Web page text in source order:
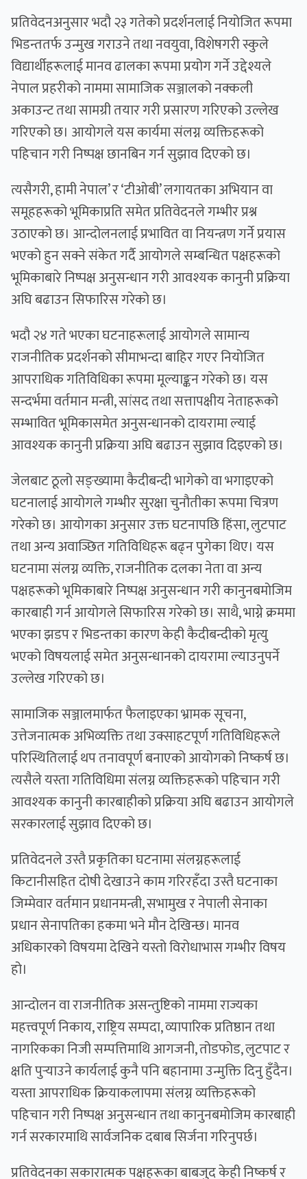
प्रतिवेदनअनुसार भदौ २३ गतेको प्रदर्शनलाई नियोजित रूपमा
भिडन्ततर्फ उन्मुख गराउने तथा नवयुवा, विशेषगरी स्कुले
विद्यार्थीहरूलाई मानव ढालका रूपमा प्रयोग गर्ने उद्देश्यले
नेपाल प्रहरीको नाममा सामाजिक सञ्जालको नक्कली
अकाउन्ट तथा सामग्री तयार गरी प्रसारण गरिएको उल्लेख
गरिएको छ। आयोगले यस कार्यमा संलग्न व्यक्तिहरूको
पहिचान गरी निष्पक्ष छानबिन गर्न सुझाव दिएको छ।
त्यसैगरी, हामी नेपाल’ र ‘टीओबी’ लगायतका अभियान वा
समूहहरूको भूमिकाप्रति समेत प्रतिवेदनले गम्भीर प्रश्न
उठाएको छ। आन्दोलनलाई प्रभावित वा नियन्त्रण गर्ने प्रयास
भएको हुन सक्ने संकेत गर्दै आयोगले सम्बन्धित पक्षहरूको
भूमिकाबारे निष्पक्ष अनुसन्धान गरी आवश्यक कानुनी प्रक्रिया
अघि बढाउन सिफारिस गरेको छ।
भदौ २४ गते भएका घटनाहरूलाई आयोगले सामान्य
राजनीतिक प्रदर्शनको सीमाभन्दा बाहिर गएर नियोजित
आपराधिक गतिविधिका रूपमा मूल्याङ्कन गरेको छ। यस
सन्दर्भमा वर्तमान मन्त्री, सांसद तथा सत्तापक्षीय नेताहरूको
सम्भावित भूमिकासमेत अनुसन्धानको दायरामा ल्याई
आवश्यक कानुनी प्रक्रिया अघि बढाउन सुझाव दिइएको छ।
जेलबाट ठूलो सङ्ख्यामा कैदीबन्दी भागेको वा भगाइएको
घटनालाई आयोगले गम्भीर सुरक्षा चुनौतीका रूपमा चित्रण
गरेको छ। आयोगका अनुसार उक्त घटनापछि हिंसा, लुटपाट
तथा अन्य अवाञ्छित गतिविधिहरू बढ्न पुगेका थिए। यस
घटनामा संलग्न व्यक्ति, राजनीतिक दलका नेता वा अन्य
पक्षहरूको भूमिकाबारे निष्पक्ष अनुसन्धान गरी कानुनबमोजिम
कारबाही गर्न आयोगले सिफारिस गरेको छ। साथै, भाग्ने क्रममा
भएका झडप र भिडन्तका कारण केही कैदीबन्दीको मृत्यु
भएको विषयलाई समेत अनुसन्धानको दायरामा ल्याउनुपर्ने
उल्लेख गरिएको छ।
सामाजिक सञ्जालमार्फत फैलाइएका भ्रामक सूचना,
उत्तेजनात्मक अभिव्यक्ति तथा उक्साहटपूर्ण गतिविधिहरूले
परिस्थितिलाई थप तनावपूर्ण बनाएको आयोगको निष्कर्ष छ।
त्यसैले यस्ता गतिविधिमा संलग्न व्यक्तिहरूको पहिचान गरी
आवश्यक कानुनी कारबाहीको प्रक्रिया अघि बढाउन आयोगले
सरकारलाई सुझाव दिएको छ।
प्रतिवेदनले उस्तै प्रकृतिका घटनामा संलग्नहरूलाई
किटानीसहित दोषी देखाउने काम गरिरहँदा उस्तै घटनाका
जिम्मेवार वर्तमान प्रधानमन्त्री, सभामुख र नेपाली सेनाका
प्रधान सेनापतिका हकमा भने मौन देखिन्छ। मानव
अधिकारको विषयमा देखिने यस्तो विरोधाभास गम्भीर विषय
हो।
आन्दोलन वा राजनीतिक असन्तुष्टिको नाममा राज्यका
महत्त्वपूर्ण निकाय, राष्ट्रिय सम्पदा, व्यापारिक प्रतिष्ठान तथा
नागरिकका निजी सम्पत्तिमाथि आगजनी, तोडफोड, लुटपाट र
क्षति पुर्‍याउने कार्यलाई कुनै पनि बहानामा उन्मुक्ति दिनु हुँदैन।
यस्ता आपराधिक क्रियाकलापमा संलग्न व्यक्तिहरूको
पहिचान गरी निष्पक्ष अनुसन्धान तथा कानुनबमोजिम कारबाही
गर्न सरकारमाथि सार्वजनिक दबाब सिर्जना गरिनुपर्छ।
प्रतिवेदनका सकारात्मक पक्षहरूका बाबजुद केही निष्कर्ष र